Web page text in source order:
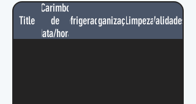
Title
Carimbo
de
data/hora
RefrigeradorOrganizaçãoLimpezaValidades